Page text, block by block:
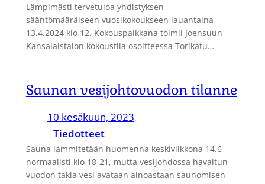
Lämpimästi tervetuloa yhdistyksen
sääntömääräiseen vuosikokoukseen lauantaina
13.4.2024 klo 12. Kokouspaikkana toimii Joensuun
Kansalaistalon kokoustila osoitteessa Torikatu…
Saunan vesijohtovuodon tilanne
10 kesäkuun, 2023
Tiedotteet
Sauna lämmitetään huomenna keskiviikkona 14.6
normaalisti klo 18-21, mutta vesijohdossa havaitun
vuodon takia vesi avataan ainoastaan saunomisen